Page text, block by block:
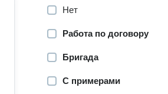
Нет
Работа по договору
Бригада
С примерами